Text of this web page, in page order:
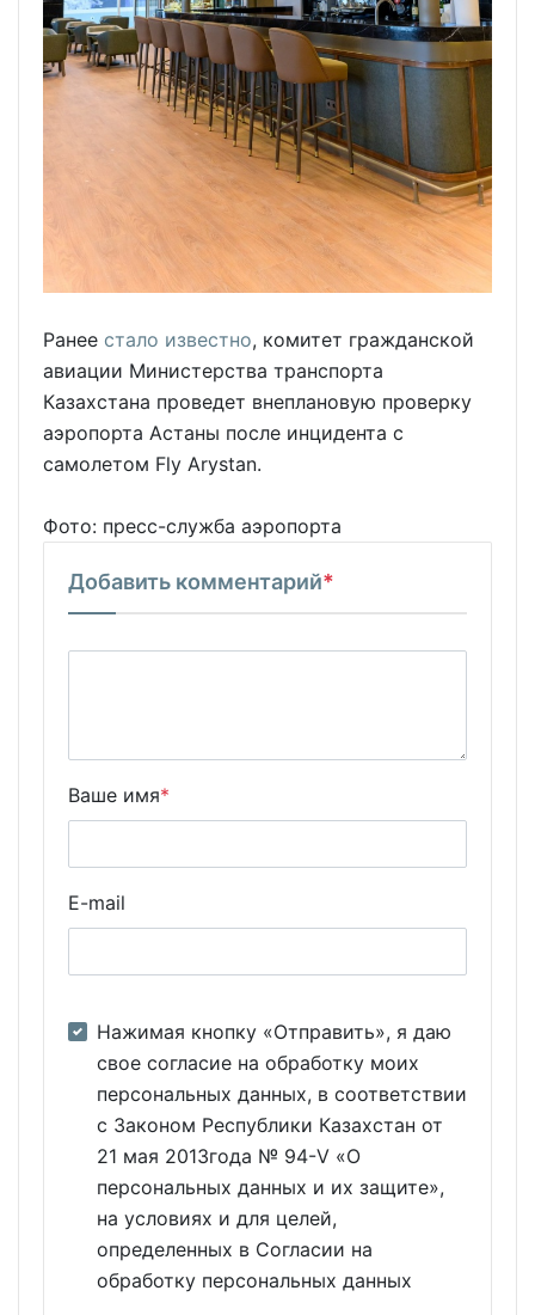
Ранее стало известно, комитет гражданской
авиации Министерства транспорта
Казахстана проведет внеплановую проверку
аэропорта Астаны после инцидента с
самолетом Fly Arystan.
Фото: пресс-служба аэропорта
Добавить комментарий*
Ваше имя*
E-mail
Нажимая кнопку «Отправить», я даю
свое согласие на обработку моих
персональных данных, в соответствии
с Законом Республики Казахстан от
21 мая 2013года № 94-V «О
персональных данных и их защите»,
на условиях и для целей,
определенных в Согласии на
обработку персональных данных